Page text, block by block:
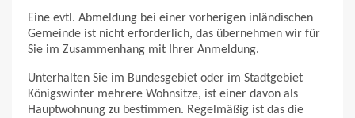
Eine evtl. Abmeldung bei einer vorherigen inländischen
Gemeinde ist nicht erforderlich, das übernehmen wir für
Sie im Zusammenhang mit Ihrer Anmeldung.
Unterhalten Sie im Bundesgebiet oder im Stadtgebiet
Königswinter mehrere Wohnsitze, ist einer davon als
Hauptwohnung zu bestimmen. Regelmäßig ist das die